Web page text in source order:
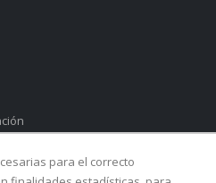
para el correcto